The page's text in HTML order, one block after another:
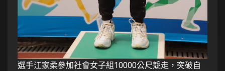
選手江家柔參加社會女子組10000公尺競走，突破自